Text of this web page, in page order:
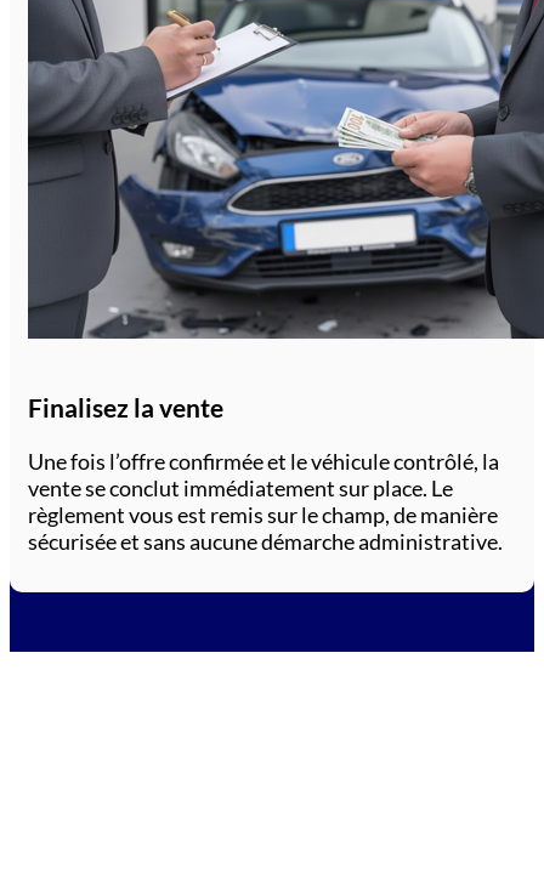
Finalisez la vente
Une fois l’offre confirmée et le véhicule contrôlé, la
vente se conclut immédiatement sur place. Le
règlement vous est remis sur le champ, de manière
sécurisée et sans aucune démarche administrative.